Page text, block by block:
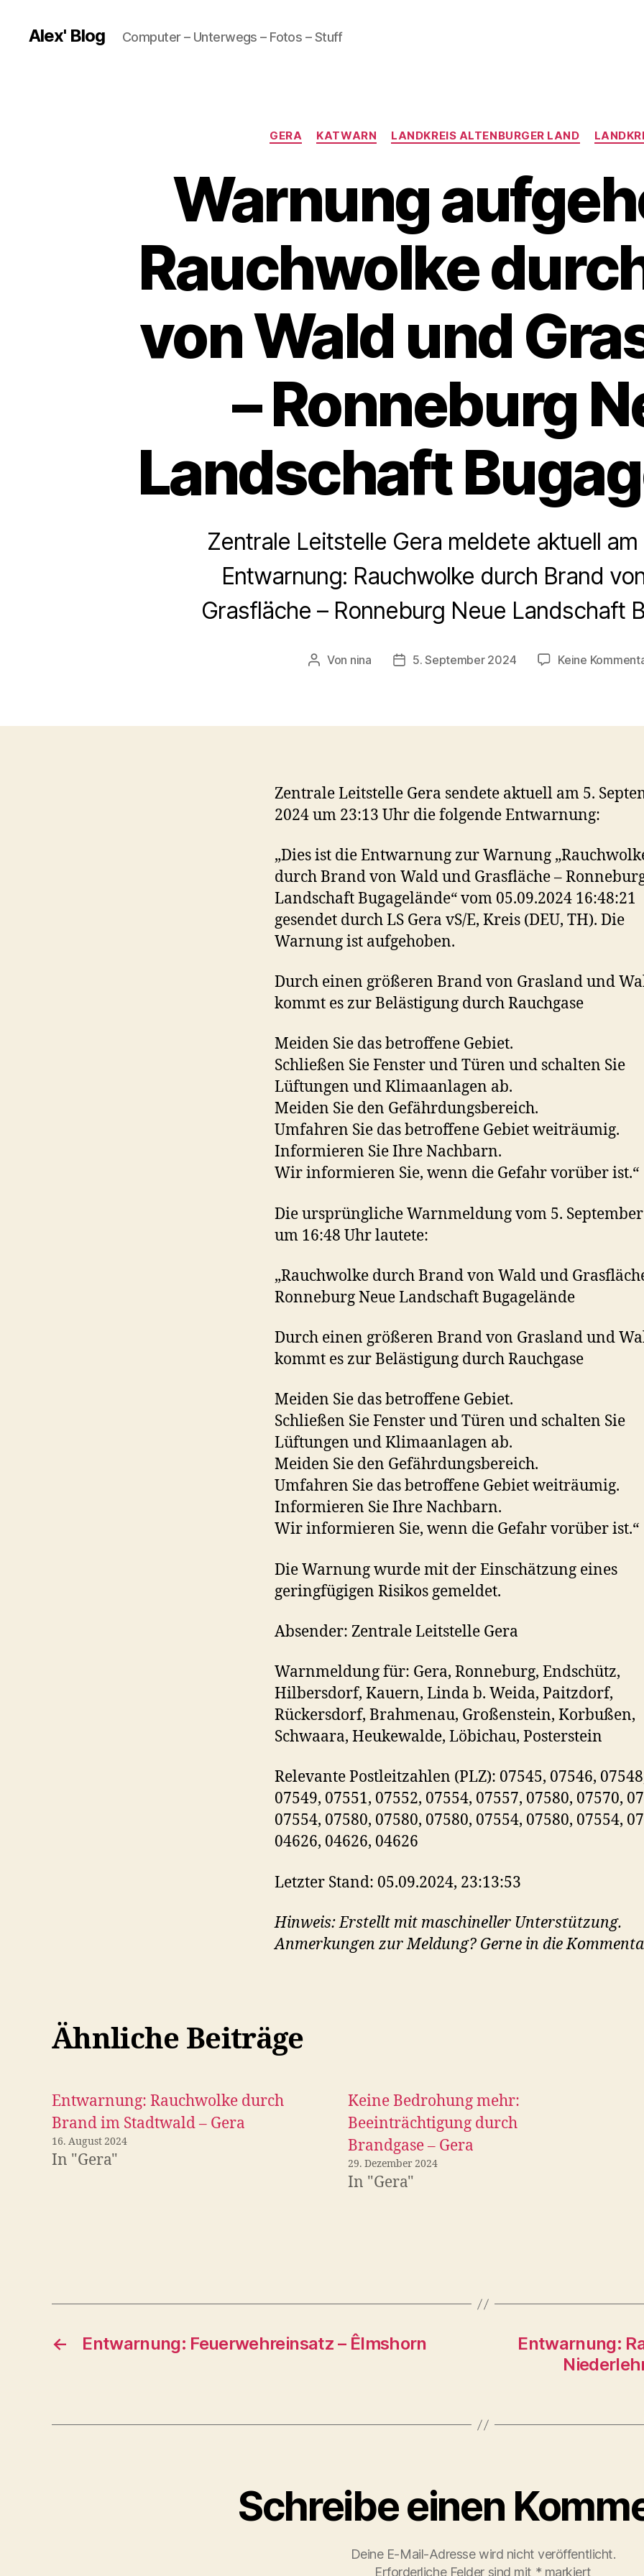
Alex' Blog Computer – Unterwegs – Fotos – Stuff
Kategorien
GERA KATWARN LANDKREIS ALTENBURGER LAND
Warnung
Rauchwolke
von Wald und
– Ronneburg
Landschaft
Zentrale Leitstelle Gera meldete aktuell
Entwarnung: Rauchwolke durch Brand
Grasfläche – Ronneburg Neue Landschaft
Beitragsautor
Von nina Veröffentlichungsdatum
5. September 2024 Keine
Zentrale Leitstelle Gera sendete aktuell am 5.
2024 um 23:13 Uhr die folgende Entwarnung:
„Dies ist die Entwarnung zur Warnung
durch Brand von Wald und Grasfläche –
Landschaft Bugagelände“ vom 05.09.2024 16:48:21
gesendet durch LS Gera vS/E, Kreis (DEU, TH). Die
Warnung ist aufgehoben.
Durch einen größeren Brand von Grasland und
kommt es zur Belästigung durch Rauchgase
Meiden Sie das betroffene Gebiet.
Schließen Sie Fenster und Türen und schalten Sie
Lüftungen und Klimaanlagen ab.
Meiden Sie den Gefährdungsbereich.
Umfahren Sie das betroffene Gebiet weiträumig.
Informieren Sie Ihre Nachbarn.
Wir informieren Sie, wenn die Gefahr vorüber ist.“
Die ursprüngliche Warnmeldung vom 5.
um 16:48 Uhr lautete:
„Rauchwolke durch Brand von Wald und
Ronneburg Neue Landschaft Bugagelände
Durch einen größeren Brand von Grasland und
kommt es zur Belästigung durch Rauchgase
Meiden Sie das betroffene Gebiet.
Schließen Sie Fenster und Türen und schalten Sie
Lüftungen und Klimaanlagen ab.
Meiden Sie den Gefährdungsbereich.
Umfahren Sie das betroffene Gebiet weiträumig.
Informieren Sie Ihre Nachbarn.
Wir informieren Sie, wenn die Gefahr vorüber ist.“
Die Warnung wurde mit der Einschätzung eines
geringfügigen Risikos gemeldet.
Absender: Zentrale Leitstelle Gera
Warnmeldung für: Gera, Ronneburg, Endschütz,
Hilbersdorf, Kauern, Linda b. Weida, Paitzdorf,
Rückersdorf, Brahmenau, Großenstein, Korbußen,
Schwaara, Heukewalde, Löbichau, Posterstein
Relevante Postleitzahlen (PLZ): 07545, 07546,
07549, 07551, 07552, 07554, 07557, 07580, 07570,
07554, 07580, 07580, 07580, 07554, 07580, 07554,
04626, 04626, 04626
Letzter Stand: 05.09.2024, 23:13:53
Hinweis: Erstellt mit maschineller Unterstützung.
Anmerkungen zur Meldung? Gerne in die
Ähnliche Beiträge
Entwarnung: Rauchwolke durch
Brand im Stadtwald – Gera
16. August 2024
In "Gera"
Keine Bedrohung mehr:
Beeinträchtigung durch
Brandgase – Gera
29. Dezember 2024
In "Gera"
← Entwarnung: Feuerwehreinsatz – Êlmshorn
Entwarnung:
Schreibe einen
Deine E-Mail-Adresse wird nicht veröffentlicht.
Erforderliche Felder sind mit * markiert